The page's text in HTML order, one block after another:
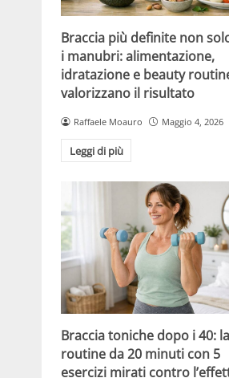
Braccia più definite non
i manubri: alimentazione,
idratazione e beauty
valorizzano il risultato
Raffaele Moauro Maggio 4, 2026
Leggi di più
Braccia toniche dopo i 40: la
routine da 20 minuti con 5
esercizi mirati contro